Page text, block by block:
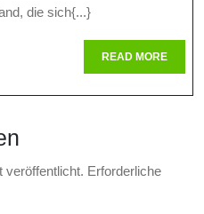
Die
Für
die sich{...}
READ MOREREAD
MORE
veröffentlicht. Erforderliche